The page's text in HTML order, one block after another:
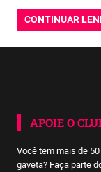
CONTINUAR
APOIE O
Você tem mais de
gaveta? Faça parte